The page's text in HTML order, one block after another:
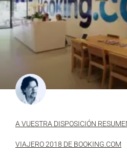
A VUESTRA DISPOSICIÓN
VIAJERO 2018 DE BOOKING.COM